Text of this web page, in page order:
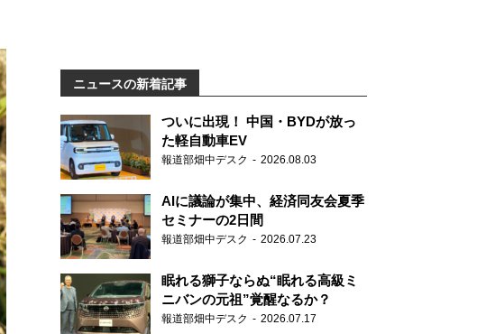
ニュースの新着記事
ついに出現！ 中国・BYDが放っ
た軽自動車EV
報道部畑中デスク 2026.08.03
AIに議論が集中、経済同友会夏季
セミナーの2日間
報道部畑中デスク 2026.07.23
眠れる獅子ならぬ“眠れる高級ミ
ニバンの元祖”覚醒なるか？
報道部畑中デスク 2026.07.17